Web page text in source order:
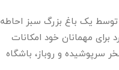
و توسط یک باغ بزرگ سبز احاطه
برای مهمانان خود امکانات
سرپوشیده و روباز، باشگاه